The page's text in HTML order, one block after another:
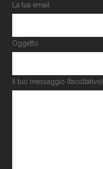
La tua email
Oggetto
Il tuo messaggio (facoltativo)